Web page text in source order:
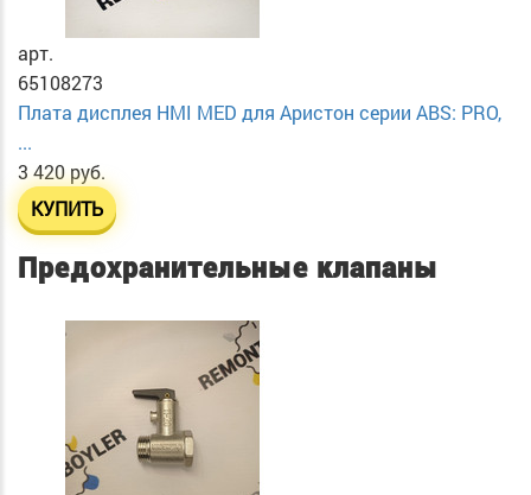
арт.
65108273
Плата дисплея HMI MED для Аристон серии ABS: PRO,
...
3 420 руб.
КУПИТЬ
Предохранительные клапаны